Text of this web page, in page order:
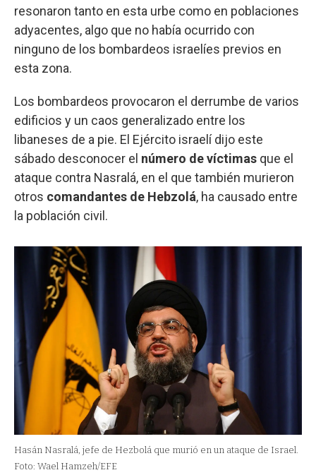
resonaron tanto en esta urbe como en poblaciones
adyacentes, algo que no había ocurrido con
ninguno de los bombardeos israelíes previos en
esta zona.
Los bombardeos provocaron el derrumbe de varios
edificios y un caos generalizado entre los
libaneses de a pie. El Ejército israelí dijo este
sábado desconocer el número de víctimas que el
ataque contra Nasralá, en el que también murieron
otros comandantes de Hebzolá, ha causado entre
la población civil.
Hasán Nasralá, jefe de Hezbolá que murió en un ataque de Israel.
Foto: Wael Hamzeh/EFE